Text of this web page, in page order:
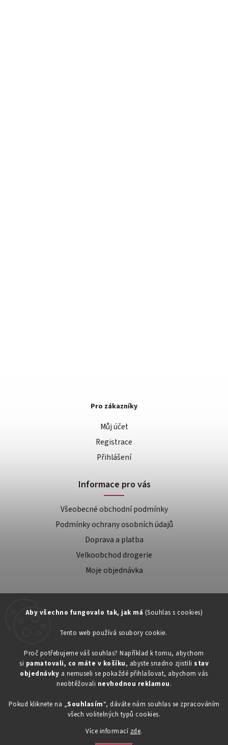
Aby všechno fungovalo tak, jak má (Souhlas s cookies)
Tento web používá soubory cookie.
Proč potřebujeme váš souhlas? Například k tomu, abychom
si pamatovali, co máte v košíku, abyste snadno zjistili stav
objednávky a nemuseli se pokaždé přihlašovat, abychom vás
neobtěžovali nevhodnou reklamou.
Pokud kliknete na „Souhlasím“, dáváte nám souhlas se zpracováním
všech volitelných typů cookies.
Více informací zde.
734603917
eshop@toner-rl.cz
Pro zákazníky
Můj účet
Registrace
Přihlášení
Informace pro vás
Všeobecné obchodní podmínky
Podmínky ochrany osobních údajů
Doprava a platba
Velkoobchod drogerie
Moje objednávka
Copyright 2026Drogerka24.cz. Všechna práva vyhrazena.